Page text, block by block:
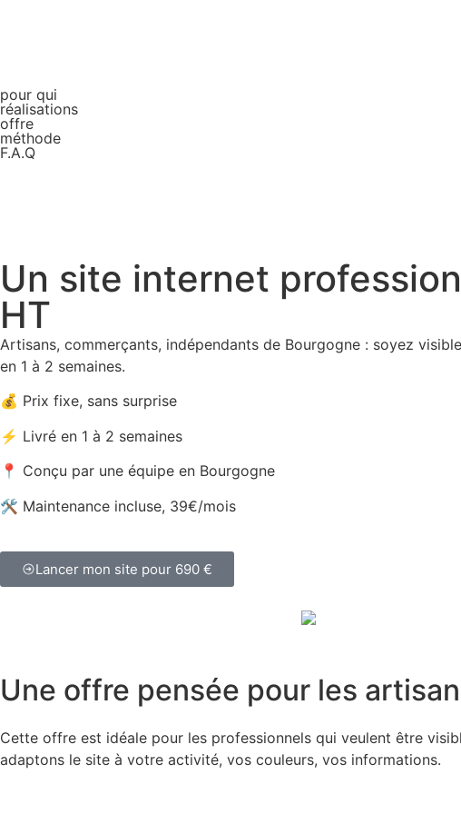
pour qui
réalisations
offre
méthode
F.A.Q
Un site internet
HT
Artisans, commerçants, indépendants de Bourgogne : soyez
en 1 à 2 semaines.
💰 Prix fixe, sans surprise
⚡ Livré en 1 à 2 semaines
📍 Conçu par une équipe en Bourgogne
🛠️ Maintenance incluse, 39€/mois
Lancer mon site pour 690 €
Une offre pensée pour les
Cette offre est idéale pour les professionnels qui veulent être
adaptons le site à votre activité, vos couleurs, vos informations.